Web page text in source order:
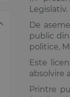
Legislativ.
De
public
politice,
Este
absolvire
Printre